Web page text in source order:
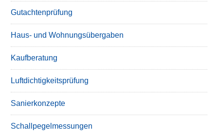
Gutachtenprüfung
Haus- und Wohnungsübergaben
Kaufberatung
Luftdichtigkeitsprüfung
Sanierkonzepte
Schallpegelmessungen